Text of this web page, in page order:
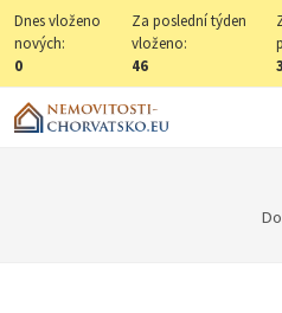
Dnes vloženo
nových:
0
Za poslední týden
vloženo:
46